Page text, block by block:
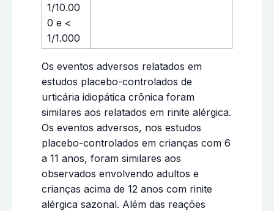
1/10.00
0 e <
1/1.000
Os eventos adversos relatados em
estudos placebo-controlados de
urticária idiopática crônica foram
similares aos relatados em rinite alérgica.
Os eventos adversos, nos estudos
placebo-controlados em crianças com 6
a 11 anos, foram similares aos
observados envolvendo adultos e
crianças acima de 12 anos com rinite
alérgica sazonal. Além das reações